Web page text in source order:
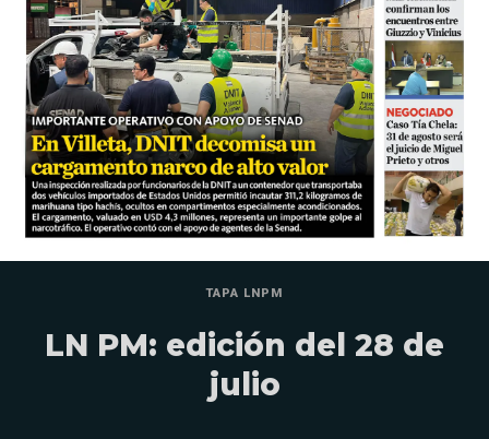
TAPA LNPM
LN PM: edición del 28 de
julio